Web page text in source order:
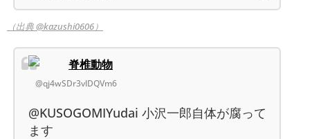
（出典 @kazushi0606）
脊椎動物
@qj4wSDr3vlDQVm6
@KUSOGOMIYudai 小沢一郎自体が腐って
ます